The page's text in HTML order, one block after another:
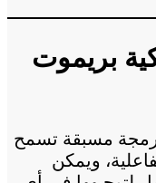
بريموت
مسبقة تسمح
ويمكن